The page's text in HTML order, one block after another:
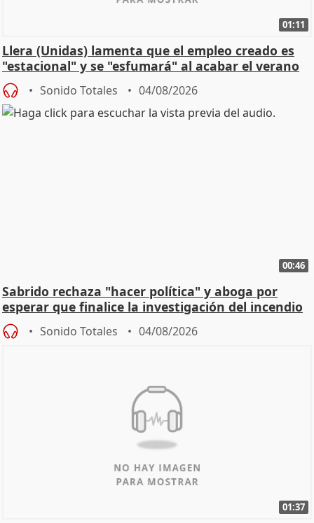
01:11
Llera (Unidas) lamenta que el empleo creado es
"estacional" y se "esfumará" al acabar el verano
Sonido Totales 04/08/2026
00:46
Sabrido rechaza "hacer política" y aboga por
esperar que finalice la investigación del incendio
Sonido Totales 04/08/2026
01:37